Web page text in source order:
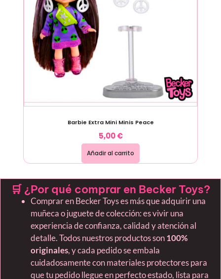
Barbie Extra Mini Minis Peace
5,00€
Añadir al carrito
🛒 ¿Por qué comprar en Becker Toys?
Comprar en Becker Toys es más que adquirir una
muñeca o juguete de colección: es vivir una
experiencia de confianza, calidad y atención al
detalle. Todos nuestros productos son100%
originales, y cada pedido se embala
cuidadosamente con materiales protectores para
que tu pedido llegue en perfecto estado, lista para